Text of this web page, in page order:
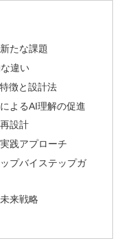
たな課題
違い
徴と設計法
よるAI理解の促進
設計
践アプローチ
プバイステップガ
来戦略